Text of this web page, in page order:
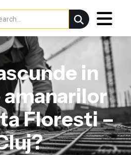
in
Floresti –